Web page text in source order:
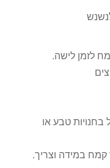
בחנויות טבע או
במידה וצריך.